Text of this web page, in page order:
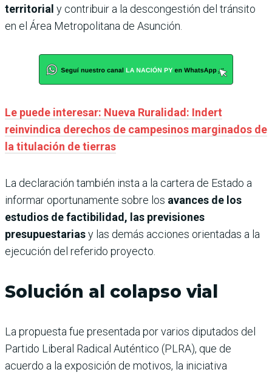
territorial y contribuir a la descongestión del tránsito
en el Área Metropolitana de Asunción.
Le puede interesar: Nueva Ruralidad: Indert
reinvindica derechos de campesinos marginados de
la titulación de tierras
La declaración también insta a la cartera de Estado a
informar oportunamente sobre los avances de los
estudios de factibilidad, las previsiones
presupuestariasy las demás acciones orientadas a la
ejecución del referido proyecto.
Solución al colapso vial
La propuesta fue presentada por varios diputados del
Partido Liberal Radical Auténtico (PLRA), que de
acuerdo a la exposición de motivos, la iniciativa